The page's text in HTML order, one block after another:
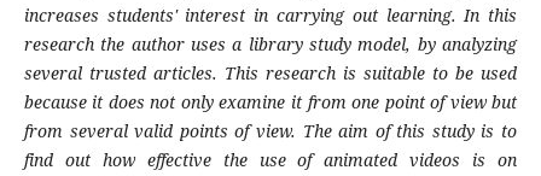
increases students' interest in carrying out learning. In this
research the author uses a library study model, by analyzing
several trusted articles. This research is suitable to be used
because it does not only examine it from one point of view but
from several valid points of view. The aim of this study is to
find out how effective the use of animated videos is on